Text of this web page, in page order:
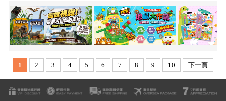
1 2 3 4 5 6 7 8 9 10 下一頁